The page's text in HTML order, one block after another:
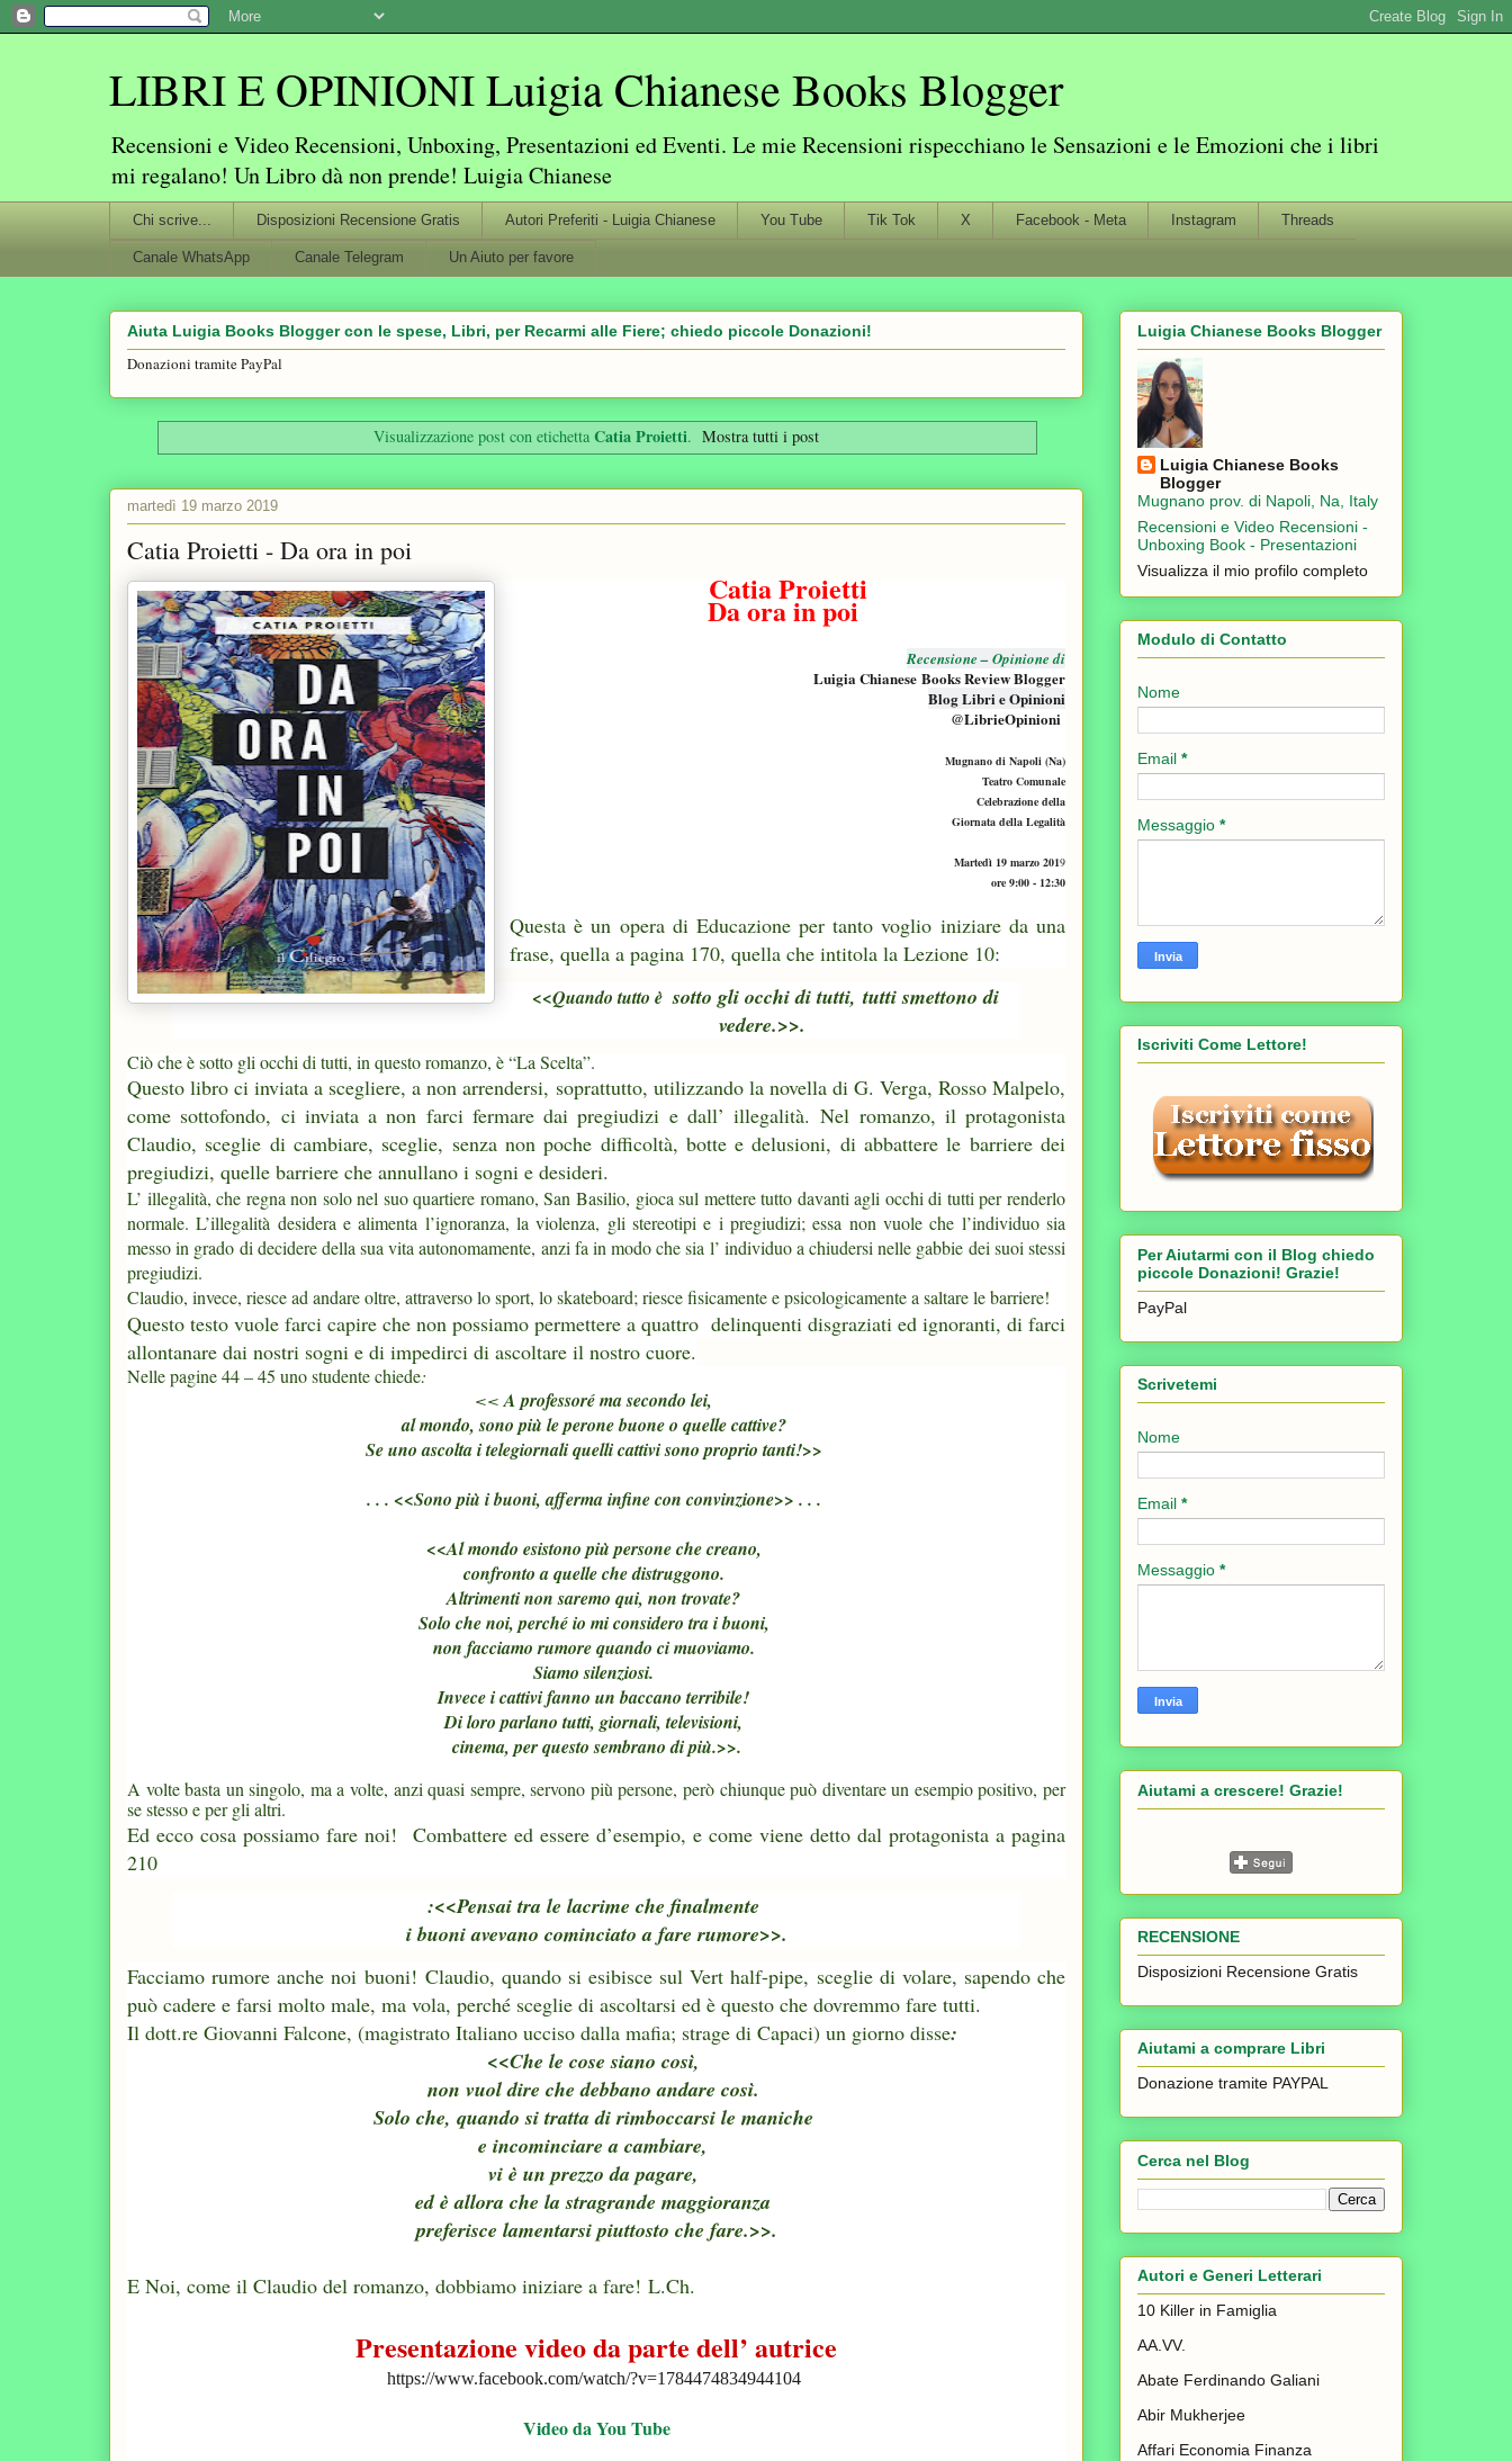
LIBRI E OPINIONI Luigia Chianese Books Blogger
Recensioni e Video Recensioni, Unboxing, Presentazioni ed Eventi. Le mie Recensioni rispecchiano le Sensazioni e le Emozioni che i libri
mi regalano! Un Libro dà non prende! Luigia Chianese
Chi scrive... Disposizioni Recensione Gratis Autori Preferiti - Luigia Chianese You Tube Tik Tok X Facebook - Meta Instagram Threads
Canale WhatsApp Canale Telegram Un Aiuto per favore
Aiuta Luigia Books Blogger con le spese, Libri, per Recarmi alle Fiere; chiedo piccole Donazioni!
Donazioni tramite PayPal
Visualizzazione post con etichetta Catia Proietti. Mostra tutti i post
martedì 19 marzo 2019
Catia Proietti - Da ora in poi
Catia Proietti
Da ora in poi
Recensione – Opinione di
Luigia Chianese Books Review Blogger
Blog Libri e Opinioni
@LibrieOpinioni
Mugnano di Napoli (Na)
Teatro Comunale
Celebrazione della
Giornata della Legalità
Martedì 19 marzo 2019
ore 9:00 - 12:30
Questa è un opera di Educazione per tanto voglio iniziare da una
frase, quella a pagina 170, quella che intitola la Lezione 10:
<<Quando tutto è sotto gli occhi di tutti,tutti smettono di
vedere.>>.
Ciò che è sotto gli occhi di tutti, in questo romanzo, è “La Scelta”.
Questo libro ci inviata a scegliere, a non arrendersi, soprattutto, utilizzando la novella di G. Verga, Rosso Malpelo,
come sottofondo, ci inviata a non farci fermare dai pregiudizi e dall’ illegalità. Nel romanzo, il protagonista
Claudio, sceglie di cambiare, sceglie, senza non poche difficoltà, botte e delusioni, di abbattere le barriere dei
pregiudizi, quelle barriere che annullano i sogni e desideri.
L’ illegalità, che regna non solo nel suo quartiere romano, San Basilio, gioca sul mettere tutto davanti agli occhi di tutti per renderlo
normale. L’illegalità desidera e alimenta l’ignoranza, la violenza, gli stereotipi e i pregiudizi; essa non vuole che l’individuo sia
messo in grado di decidere della sua vita autonomamente, anzi fa in modo che sia l’ individuo a chiudersi nelle gabbie dei suoi stessi
pregiudizi.
Claudio, invece, riesce ad andare oltre, attraverso lo sport, lo skateboard; riesce fisicamente e psicologicamente a saltare le barriere!
Questo testo vuole farci capire che non possiamo permettere a quattro delinquenti disgraziati ed ignoranti, di farci
allontanare dai nostri sogni e di impedirci di ascoltare il nostro cuore.
Nelle pagine 44 – 45 uno studente chiede:
<< A professoré ma secondo lei,
al mondo, sono più le perone buone o quelle cattive?
Se uno ascolta i telegiornali quelli cattivi sono proprio tanti!>>
. . . <<Sono più i buoni, afferma infine con convinzione>> . . .
<<Al mondo esistono più persone che creano,
confronto a quelle che distruggono.
Altrimenti non saremo qui, non trovate?
Solo che noi, perché io mi considero tra i buoni,
non facciamo rumore quando ci muoviamo.
Siamo silenziosi.
Invece i cattivi fanno un baccano terribile!
Di loro parlano tutti, giornali, televisioni,
cinema, per questo sembrano di più.>>.
A volte basta un singolo, ma a volte, anzi quasi sempre, servono più persone, però chiunque può diventare un esempio positivo, per
se stesso e per gli altri.
Ed ecco cosa possiamo fare noi! Combattere ed essere d’esempio, e come viene detto dal protagonista a pagina
210
:<<Pensai tra le lacrime che finalmente
i buoni avevano cominciato a fare rumore>>.
Facciamo rumore anche noi buoni! Claudio, quando si esibisce sul Vert half-pipe, sceglie di volare, sapendo che
può cadere e farsi molto male, ma vola, perché sceglie di ascoltarsi ed è questo che dovremmo fare tutti.
Il dott.re Giovanni Falcone, (magistrato Italiano ucciso dalla mafia; strage di Capaci) un giorno disse:
<<Che le cose siano così,
non vuol dire che debbano andare così.
Solo che, quando si tratta di rimboccarsi le maniche
e incominciare a cambiare,
vi è un prezzo da pagare,
ed è allora che la stragrande maggioranza
preferisce lamentarsi piuttosto che fare.>>.
E Noi, come il Claudio del romanzo, dobbiamo iniziare a fare! L.Ch.
Presentazione video da parte dell’ autrice
https://www.facebook.com/watch/?v=1784474834944104
Video da You Tube
Luigia Chianese Books Blogger
Luigia Chianese Books
Blogger
Mugnano prov. di Napoli, Na, Italy
Recensioni e Video Recensioni -
Unboxing Book - Presentazioni
Visualizza il mio profilo completo
Modulo di Contatto
Nome
Email *
Messaggio *
Iscriviti Come Lettore!
Per Aiutarmi con il Blog chiedo
piccole Donazioni! Grazie!
PayPal
Scrivetemi
Nome
Email *
Messaggio *
Aiutami a crescere! Grazie!
RECENSIONE
Disposizioni Recensione Gratis
Aiutami a comprare Libri
Donazione tramite PAYPAL
Cerca nel Blog
Autori e Generi Letterari
10 Killer in Famiglia
AA.VV.
Abate Ferdinando Galiani
Abir Mukherjee
Affari Economia Finanza